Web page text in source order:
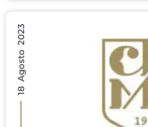
18 Agosto 2023